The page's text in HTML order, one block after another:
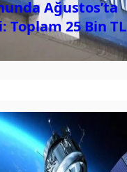
Ağustos’ta
Toplam 25 Bin TL